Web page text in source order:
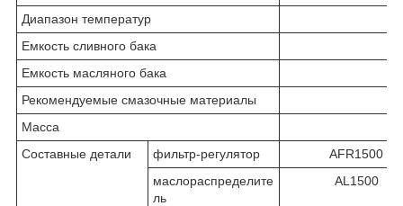
Диапазон температур
Емкость сливного бака
Емкость масляного бака
Рекомендуемые смазочные материалы
Масса
Составные детали
фильтр-регулятор
AFR1500
маслораспределите
ль
AL1500